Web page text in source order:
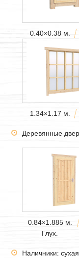
0.40×0.38 м.
1.34×1.17 м.
Деревянные
0.84×1.885 м.
Глух.
Наличники: